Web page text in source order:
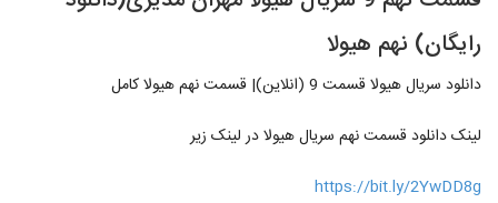
رایگان) نهم هیولا
دانلود سریال هیولا قسمت 9 (انلاین)| قسمت نهم هیولا کامل
لینک دانلود قسمت نهم سریال هیولا در لینک زیر
https://bit.ly/2YwDD8g